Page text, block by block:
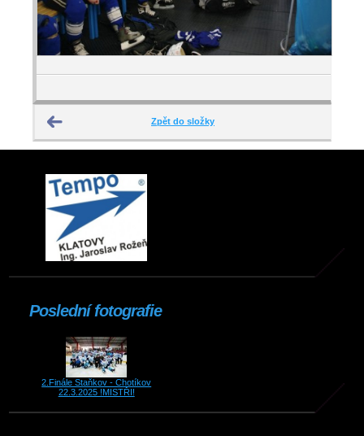
Zpět do složky
Poslední fotografie
2.Finále Staňkov - Chotíkov
22.3.2025 !MISTŘI!